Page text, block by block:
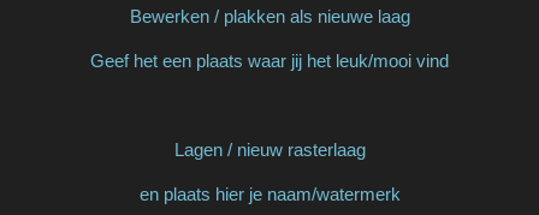
Bewerken / plakken als nieuwe laag
Geef het een plaats waar jij het leuk/mooi vind
Lagen / nieuw rasterlaag
en plaats hier je naam/watermerk